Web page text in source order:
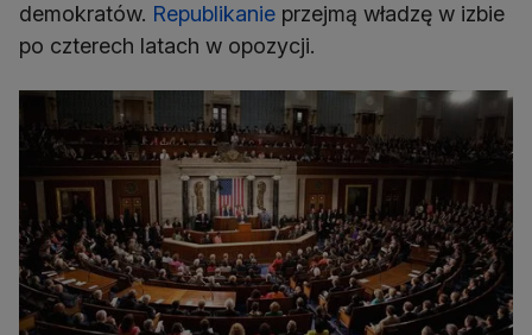
demokratów. Republikanie przejmą władzę w izbie
po czterech latach w opozycji.